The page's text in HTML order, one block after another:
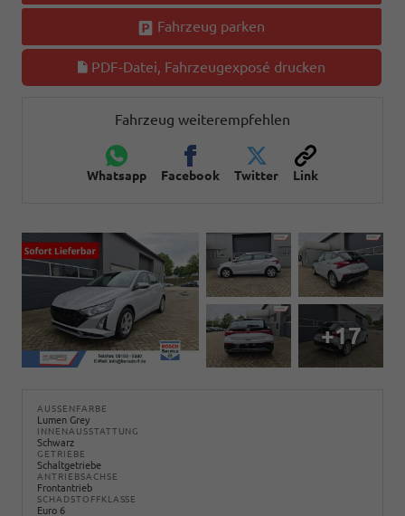
Fahrzeug parken
PDF-Datei, Fahrzeugexposé drucken
Fahrzeug weiterempfehlen
Whatsapp Facebook Twitter Link
+17
AUSSENFARBE
Lumen Grey
INNENAUSSTATTUNG
Schwarz
GETRIEBE
Schaltgetriebe
ANTRIEBSACHSE
Frontantrieb
SCHADSTOFFKLASSE
Euro 6